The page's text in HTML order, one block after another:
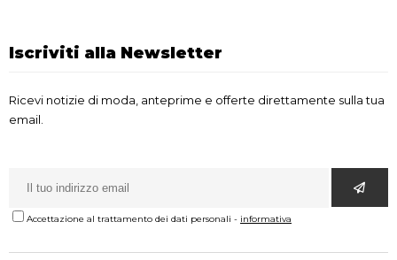
Iscriviti alla Newsletter
Ricevi notizie di moda, anteprime e offerte direttamente sulla tua
email.
Accettazione al trattamento dei dati personali - informativa